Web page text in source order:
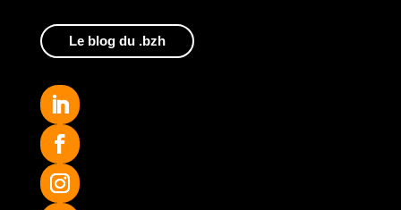
Le blog du .bzh